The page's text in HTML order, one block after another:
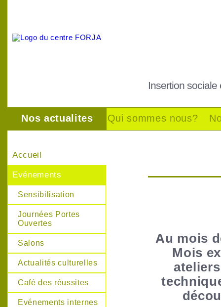
Insertion
Nos actualites Qui sommes nous?
Accueil
Evénements
Sensibilisation
Journées Portes
Ouvertes
Salons
Actualités culturelles
Café des réussites
Evénements internes
Au mois
Mois